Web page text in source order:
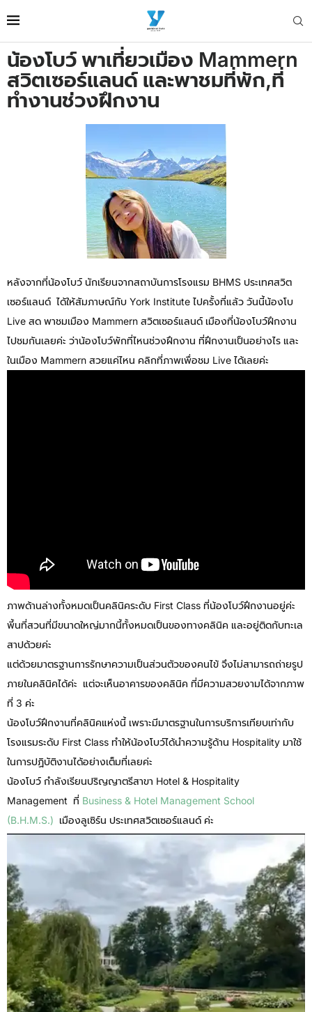
น้องโบว์ พาเที่ยวเมือง Mammern
สวิตเซอร์แลนด์ และพาชมที่พัก,ที่
ทำงานช่วงฝึกงาน
หลังจากที่น้องโบว์ นักเรียนจากสถาบันการโรงแรม BHMS ประเทศสวิต
เซอร์แลนด์ ได้ให้สัมภาษณ์กับ York Institute ไปครั้งที่แล้ว วันนี้น้องโบ
Live สด พาชมเมือง Mammern สวิตเซอร์แลนด์ เมืองที่น้องโบว์ฝึกงาน
ไปชมกันเลยค่ะ ว่าน้องโบว์พักที่ไหนช่วงฝึกงาน ที่ฝึกงานเป็นอย่างไร และ
ในเมือง Mammern สวยแค่ไหน คลิกที่ภาพเพื่อชม Live ได้เลยค่ะ
ภาพด้านล่างทั้งหมดเป็นคลินิคระดับ First Class ที่น้องโบว์ฝึกงานอยู่ค่ะ
พี้นที่สวนที่มีขนาดใหญ่มากนี้ทั้งหมดเป็นของทางคลินิค และอยู่ติดกับทะเล
สาปด้วยค่ะ
แต่ด้วยมาตรฐานการรักษาความเป็นส่วนตัวของคนไข้ จึงไม่สามารถถ่ายรูป
ภายในคลินิคได้ค่ะ แต่จะเห็นอาคารของคลินิค ที่มีความสวยงามได้จากภาพ
ที่ 3 ค่ะ
น้องโบว์ฝึกงานที่คลินิคแห่งนี้ เพราะมีมาตรฐานในการบริการเทียบเท่ากับ
โรงแรมระดับ First Class ทำให้น้องโบว์ได้นำความรู้ด้าน Hospitality มาใช้
ในการปฏิบัติงานได้อย่างเต็มที่เลยค่ะ
น้องโบว์ กำลังเรียนปริญญาตรีสาขา Hotel & Hospitality
Management ที่ Business & Hotel Management School
(B.H.M.S.) เมืองลูเซิร์น ประเทศสวิตเซอร์แลนด์ ค่ะ